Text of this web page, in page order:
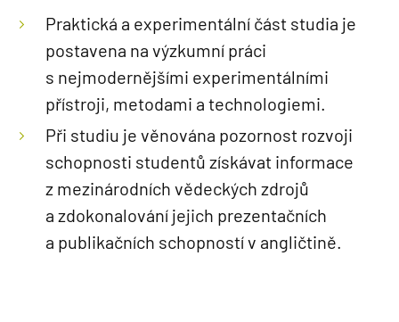
Praktická a experimentální část studia je
postavena na výzkumní práci
s nejmodernějšími experimentálními
přístroji, metodami a technologiemi.
Při studiu je věnována pozornost rozvoji
schopnosti studentů získávat informace
z mezinárodních vědeckých zdrojů
a zdokonalování jejich prezentačních
a publikačních schopností v angličtině.